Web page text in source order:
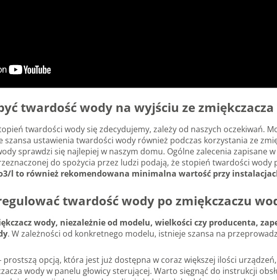
twardość wody na wyjściu ze zmiękczacza
twardości wody się zdecydujemy, zależy od naszych oczekiwań.
szansa ustawienia twardości wody również podczas korzystania ze
sprawdzi się najlepiej w naszym domu. Ogólne zalecenia zapisane
do spożycia przez ludzi podają, że stopień twardości
l to również rekomendowana minimalna wartość przy
twardość wody po zmiękczaczu
wody, niezależnie od modelu, wielkości czy producenta,
. W zależności od konkretnego modelu, istnieje szansa na
prostszą opcją, która jest już dostępna w coraz większej ilości
wody w panelu głowicy sterującej. Warto sięgnąć do instrukcji